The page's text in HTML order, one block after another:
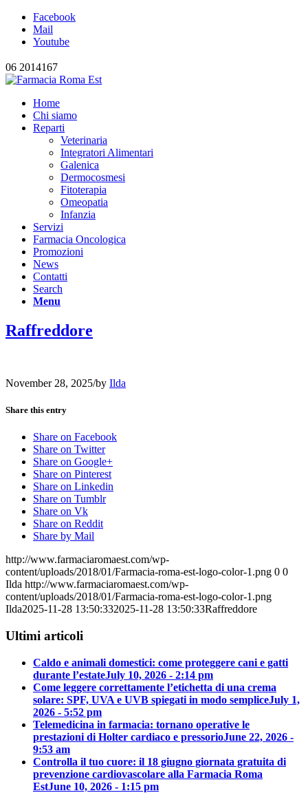
Facebook
Mail
Youtube
06 2014167
Home
Chi siamo
Reparti
Veterinaria
Integratori Alimentari
Galenica
Dermocosmesi
Fitoterapia
Omeopatia
Infanzia
Servizi
Farmacia Oncologica
Promozioni
News
Contatti
Search
Menu
Raffreddore
November 28, 2025/by Ilda
Share this entry
Share on Facebook
Share on Twitter
Share on Google+
Share on Pinterest
Share on Linkedin
Share on Tumblr
Share on Vk
Share on Reddit
Share by Mail
http://www.farmaciaromaest.com/wp-
content/uploads/2018/01/Farmacia-roma-est-logo-color-1.png 0 0
Ilda http://www.farmaciaromaest.com/wp-
content/uploads/2018/01/Farmacia-roma-est-logo-color-1.png
Ilda2025-11-28 13:50:332025-11-28 13:50:33Raffreddore
Ultimi articoli
Caldo e animali domestici: come proteggere cani e gatti
durante l’estateJuly 10, 2026 - 2:14 pm
Come leggere correttamente l’etichetta di una crema
solare: SPF, UVA e UVB spiegati in modo sempliceJuly 1,
2026 - 5:52 pm
Telemedicina in farmacia: tornano operative le
prestazioni di Holter cardiaco e pressorioJune 22, 2026 -
9:53 am
Controlla il tuo cuore: il 18 giugno giornata gratuita di
prevenzione cardiovascolare alla Farmacia Roma
EstJune 10, 2026 - 1:15 pm